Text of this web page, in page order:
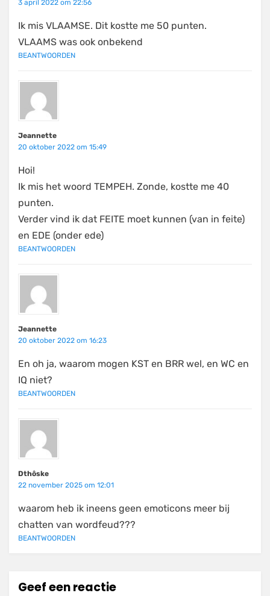
3 april 2022 om 22:56
Ik mis VLAAMSE. Dit kostte me 50 punten.
VLAAMS was ook onbekend
BEANTWOORDEN
Jeannette
20 oktober 2022 om 15:49
Hoi!
Ik mis het woord TEMPEH. Zonde, kostte me 40
punten.
Verder vind ik dat FEITE moet kunnen (van in feite)
en EDE (onder ede)
BEANTWOORDEN
Jeannette
20 oktober 2022 om 16:23
En oh ja, waarom mogen KST en BRR wel, en WC en
IQ niet?
BEANTWOORDEN
Dthôske
22 november 2025 om 12:01
waarom heb ik ineens geen emoticons meer bij
chatten van wordfeud???
BEANTWOORDEN
Geef een reactie